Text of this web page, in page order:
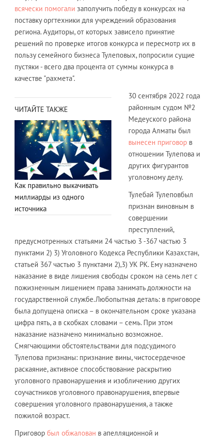
всячески помогали заполучить победу в конкурсах на
поставку оргтехники для учреждений образования
региона. Аудиторы, от которых зависело принятие
решений по проверке итогов конкурса и пересмотр их в
пользу семейного бизнеса Тулеповых, попросили сущие
пустяки - всего два процента от суммы конкурса в
качестве "рахмета".
ЧИТАЙТЕ ТАКЖЕ
Как правильно выкачивать
миллиарды из одного
источника
30 сентября 2022 года
районным судом №2
Медеуского района
города Алматы был
вынесен приговор в
отношении Тулепова и
других фигурантов
уголовному делу.
Тулебай Тулеповбыл
признан виновным в
совершении
преступлений,
предусмотренных статьями 24 частью 3 -367 частью 3
пунктами 2) 3) Уголовного Кодекса Республики Казахстан,
статьей 367 частью 3 пунктами 2),3) УК РК. Ему назначено
наказание в виде лишения свободы сроком на семь лет с
пожизненным лишением права занимать должности на
государственной службе.Любопытная деталь: в приговоре
была допущена описка – в окончательном сроке указана
цифра пять, а в скобках словами – семь. При этом
наказание назначено минимально возможное.
Смягчающими обстоятельствами для подсудимого
Тулепова признаны: признание вины, чистосердечное
раскаяние, активное способствование раскрытию
уголовного правонарушения и изобличению других
соучастников уголовного правонарушения, впервые
совершения уголовного правонарушения, а также
пожилой возраст.
Приговор был обжалован в апелляционной и